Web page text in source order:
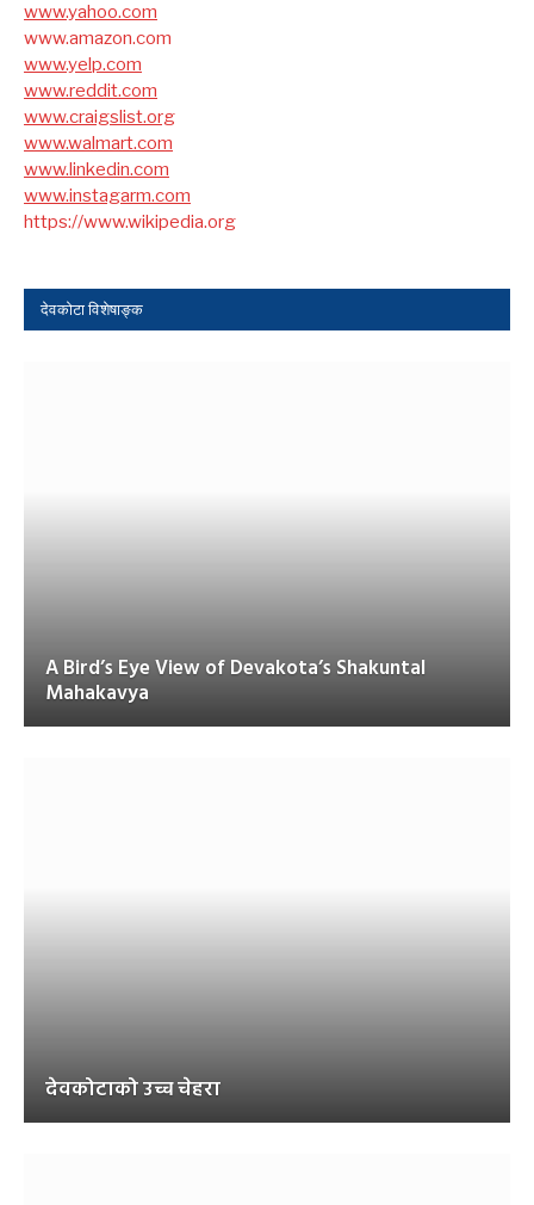
www.yahoo.com
www.amazon.com
www.yelp.com
www.reddit.com
www.craigslist.org
www.walmart.com
www.linkedin.com
www.instagarm.com
https://www.wikipedia.org
देवकोटा विशेषाङ्क
A Bird’s Eye View of Devakota’s Shakuntal
Mahakavya
देवकोटाको उच्च चेहरा